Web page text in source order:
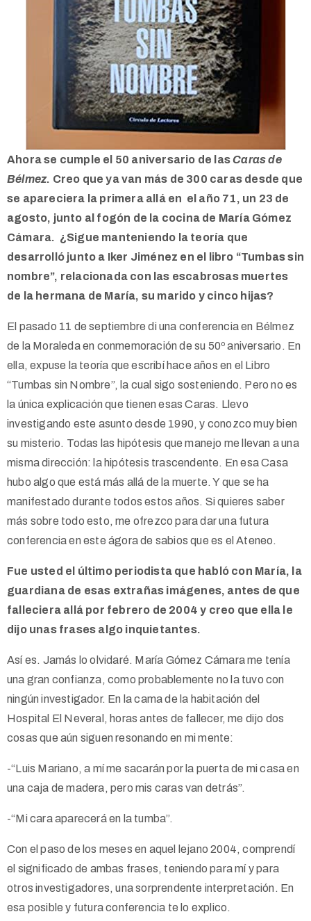
Ahora se cumple el 50 aniversario de lasCaras de
Bélmez. Creo que ya van más de 300 caras desde que
se apareciera la primera allá en el año 71, un 23 de
agosto, junto al fogón de la cocina de María Gómez
Cámara. ¿Sigue manteniendo la teoría que
desarrolló junto a Iker Jiménez en el libro “Tumbas sin
nombre”, relacionada con las escabrosas muertes
de la hermana de María, su marido y cinco hijas?
El pasado 11 de septiembre di una conferencia en Bélmez
de la Moraleda en conmemoración de su 50º aniversario. En
ella, expuse la teoría que escribí hace años en el Libro
“Tumbas sin Nombre”, la cual sigo sosteniendo. Pero no es
la única explicación que tienen esas Caras. Llevo
investigando este asunto desde 1990, y conozco muy bien
su misterio. Todas las hipótesis que manejo me llevan a una
misma dirección: la hipótesis trascendente. En esa Casa
hubo algo que está más allá de la muerte. Y que se ha
manifestado durante todos estos años. Si quieres saber
más sobre todo esto, me ofrezco para dar una futura
conferencia en este ágora de sabios que es el Ateneo.
Fue usted el último periodista que habló con María, la
guardiana de esas extrañas imágenes, antes de que
falleciera allá por febrero de 2004 y creo que ella le
dijo unas frases algo inquietantes.
Así es. Jamás lo olvidaré. María Gómez Cámara me tenía
una gran confianza, como probablemente no la tuvo con
ningún investigador. En la cama de la habitación del
Hospital El Neveral, horas antes de fallecer, me dijo dos
cosas que aún siguen resonando en mi mente:
-“Luis Mariano, a mí me sacarán por la puerta de mi casa en
una caja de madera, pero mis caras van detrás”.
-“Mi cara aparecerá en la tumba”.
Con el paso de los meses en aquel lejano 2004, comprendí
el significado de ambas frases, teniendo para mí y para
otros investigadores, una sorprendente interpretación. En
esa posible y futura conferencia te lo explico.